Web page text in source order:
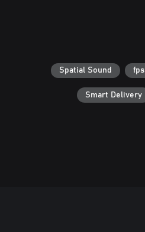
Spatial Sound
Smart Delivery